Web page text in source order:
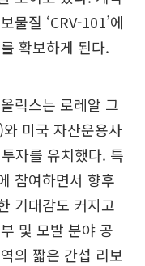
물질 ‘CRV-101’에
확보하게 된다.
릭스는 로레알 그
미국 자산운용사
자를 유치했다. 특
참여하면서 향후
기대감도 커지고
및 모발 분야 공
의 짧은 간섭 리보